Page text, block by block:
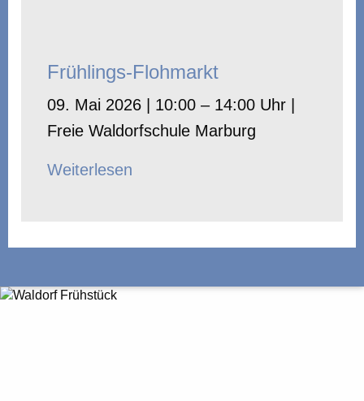
Frühlings-Flohmarkt
09. Mai 2026 | 10:00 – 14:00 Uhr |
Freie Waldorfschule Marburg
Weiterlesen